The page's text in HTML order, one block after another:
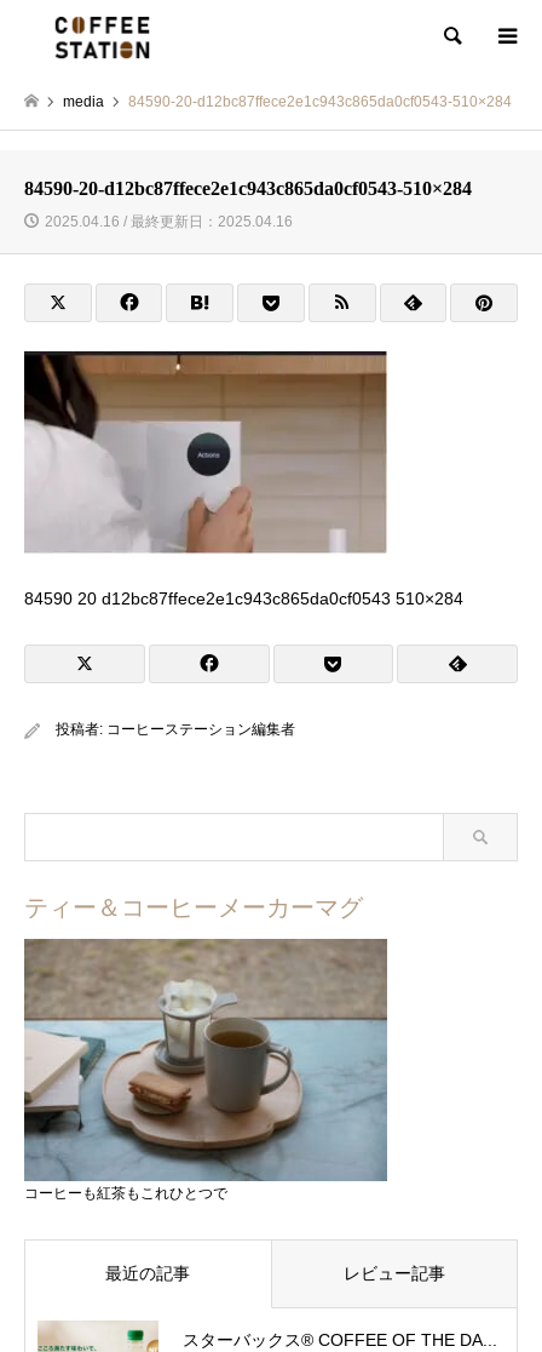
検索
media 84590-20-d12bc87ffece2e1c943c865da0cf0543-510×284
84590-20-d12bc87ffece2e1c943c865da0cf0543-510×284
2025.04.16 / 最終更新日：2025.04.16
84590 20 d12bc87ffece2e1c943c865da0cf0543 510×284
投稿者: コーヒーステーション編集者
ティー＆コーヒーメーカーマグ
コーヒーも紅茶もこれひとつで
最近の記事 レビュー記事
スターバックス® COFFEE OF THE DA...